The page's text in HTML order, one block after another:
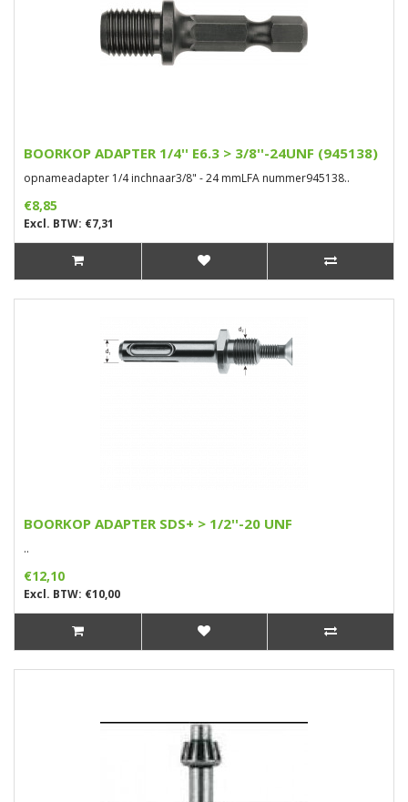
BOORKOP ADAPTER 1/4'' E6.3 > 3/8''-24UNF (945138)
opnameadapter 1/4 inchnaar3/8" - 24 mmLFA nummer945138..
€8,85
Excl. BTW: €7,31
BOORKOP ADAPTER SDS+ > 1/2''-20 UNF
..
€12,10
Excl. BTW: €10,00